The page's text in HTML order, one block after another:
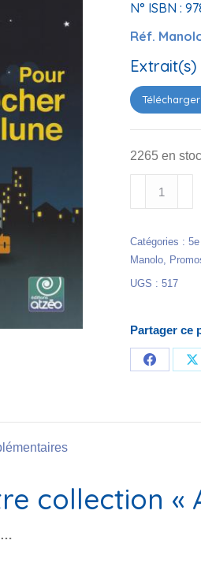
N° ISBN :
Réf.
2265 en
décrocher
la
lune
5)
Catégories :
Manolo,
UGS : 517
Partager ce
Partager
collection «